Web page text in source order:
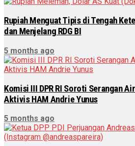
Rupiah Menguat Tipis di Tengah
dan Menjelang RDG BI
5 months ago
Komisi III DPR RI Soroti Serangan
Aktivis HAM Andrie Yunus
5 months ago